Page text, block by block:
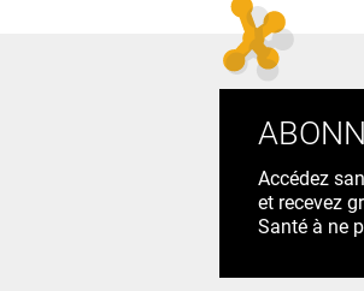
Accédez
et recevez
Santé à ne